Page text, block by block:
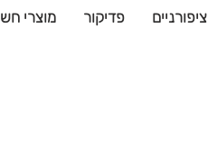
ציפורניים פדיקור מוצרי